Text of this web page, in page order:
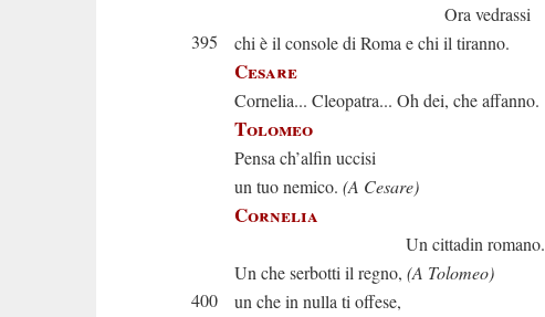
Ora vedrassi
395
chi è il console di Roma e chi il tiranno.
Cesare
Cornelia... Cleopatra... Oh dei, che affanno.
Tolomeo
Pensa ch’alfin uccisi
un tuo nemico. (A Cesare)
Cornelia
Un cittadin romano.
Un che serbotti il regno, (A Tolomeo)
400
un che in nulla ti offese,